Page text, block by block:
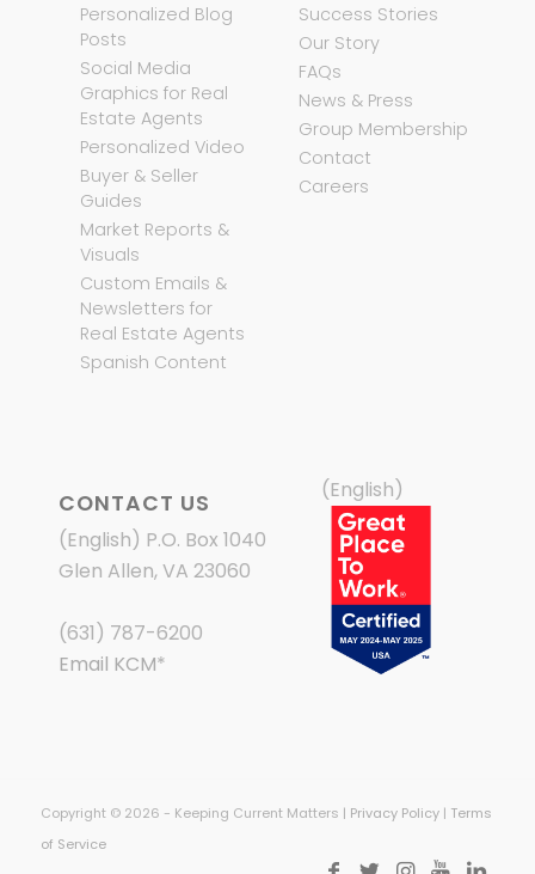
Personalized Blog
Posts
Social Media
Graphics for Real
Estate Agents
Personalized Video
Buyer & Seller
Guides
Market Reports &
Visuals
Custom Emails &
Newsletters for
Real Estate Agents
Spanish Content
Success Stories
Our Story
FAQs
News & Press
Group Membership
Contact
Careers
CONTACT US
(English) P.O. Box 1040
Glen Allen, VA 23060
(631) 787-6200
Email KCM*
(English)
Copyright © 2026 - Keeping Current Matters | Privacy Policy| Terms
of Service